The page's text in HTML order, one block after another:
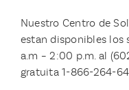
Nuestro Centro de
estan disponibles los
a.m – 2:00 p.m. al
gratuita 1-866-264-